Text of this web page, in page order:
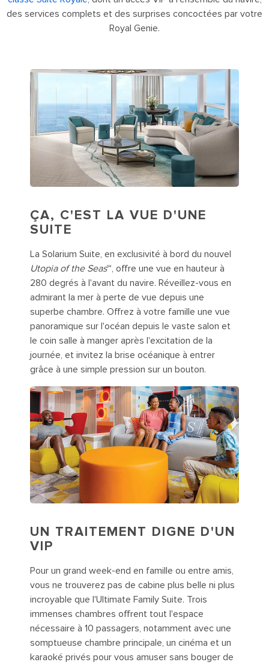
des services complets et des surprises concoctées par votre
Royal Genie.
ÇA, C'EST LA VUE D'UNE
SUITE
La Solarium Suite, en exclusivité à bord du nouvel
Utopia of the Seas℠, offre une vue en hauteur à
280 degrés à l'avant du navire. Réveillez-vous en
admirant la mer à perte de vue depuis une
superbe chambre. Offrez à votre famille une vue
panoramique sur l'océan depuis le vaste salon et
le coin salle à manger après l'excitation de la
journée, et invitez la brise océanique à entrer
grâce à une simple pression sur un bouton.
UN TRAITEMENT DIGNE D'UN
VIP
Pour un grand week-end en famille ou entre amis,
vous ne trouverez pas de cabine plus belle ni plus
incroyable que l'Ultimate Family Suite. Trois
immenses chambres offrent tout l'espace
nécessaire à 10 passagers, notamment avec une
somptueuse chambre principale, un cinéma et un
karaoké privés pour vous amuser sans bouger de